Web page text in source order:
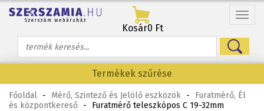
Menü
Kosár0 Ft
Termékek szűrése
Főoldal - Mérő, Szintező és Jelölő eszközök -
Furatmérő, Él
és központkereső - Furatmérő teleszkópos C 19-32mm